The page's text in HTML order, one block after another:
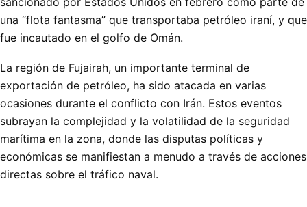
una “flota fantasma” que transportaba petróleo iraní, y que
fue incautado en el golfo de Omán.
La región de Fujairah, un importante terminal de
exportación de petróleo, ha sido atacada en varias
ocasiones durante el conflicto con Irán. Estos eventos
subrayan la complejidad y la volatilidad de la seguridad
marítima en la zona, donde las disputas políticas y
económicas se manifiestan a menudo a través de acciones
directas sobre el tráfico naval.